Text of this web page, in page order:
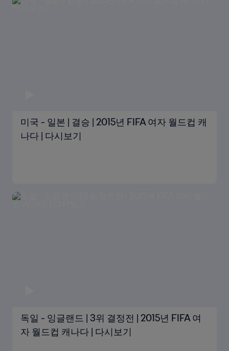
미국 - 일본 | 결승 | 2015년 FIFA 여자 월드컵 캐
나다 | 다시보기
독일 - 잉글랜드 | 3위 결정전 | 2015년 FIFA 여
자 월드컵 캐나다 | 다시보기